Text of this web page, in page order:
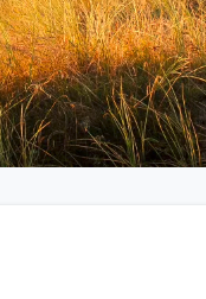
Reisen in kleinen
Teilnehmern –
entspannt.
Alle